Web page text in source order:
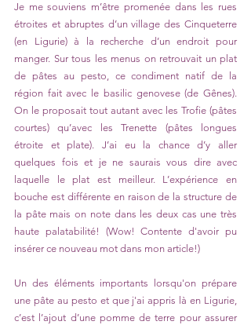
Je me souviens m’être promenée dans les rues
étroites et abruptes d’un village des Cinqueterre
(en Ligurie) à la recherche d’un endroit pour
manger. Sur tous les menus on retrouvait un plat
de pâtes au pesto, ce condiment natif de la
région fait avec le basilic genovese (de Gênes).
On le proposait tout autant avec les Trofie (pâtes
courtes) qu’avec les Trenette (pâtes longues
étroite et plate). J’ai eu la chance d’y aller
quelques fois et je ne saurais vous dire avec
laquelle le plat est meilleur. L’expérience en
bouche est différente en raison de la structure de
la pâte mais on note dans les deux cas une très
haute palatabilité! (Wow! Contente d'avoir pu
insérer ce nouveau mot dans mon article!)
Un des éléments importants lorsqu'on prépare
une pâte au pesto et que j'ai appris là en Ligurie,
c’est l’ajout d’une pomme de terre pour assurer